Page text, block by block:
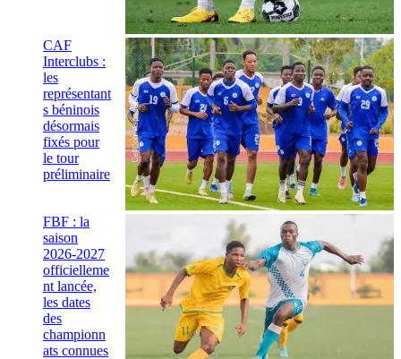
CAF
Interclubs :
les
représentant
s béninois
désormais
fixés pour
le tour
préliminaire
FBF : la
saison
2026-2027
officielleme
nt lancée,
les dates
des
championn
ats connues